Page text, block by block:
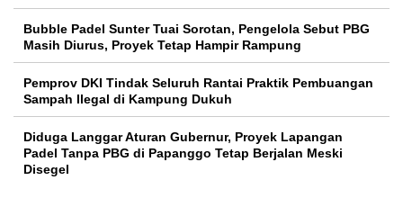
Bubble Padel Sunter Tuai Sorotan, Pengelola Sebut PBG
Masih Diurus, Proyek Tetap Hampir Rampung
Pemprov DKI Tindak Seluruh Rantai Praktik Pembuangan
Sampah Ilegal di Kampung Dukuh
Diduga Langgar Aturan Gubernur, Proyek Lapangan
Padel Tanpa PBG di Papanggo Tetap Berjalan Meski
Disegel